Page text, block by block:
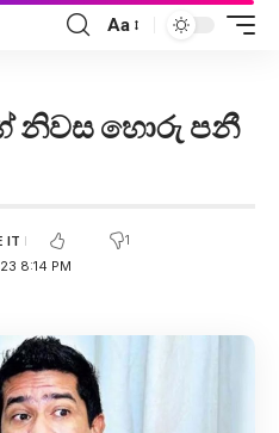
Aa
නිවස හොරු පනී
8:14 PM
1